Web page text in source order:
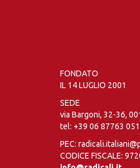
FONDATO
IL 14 LUGLIO 2001
SEDE
via Bargoni, 32-36,
tel: +39 06 87763 051
PEC:
CODICE FISCALE: